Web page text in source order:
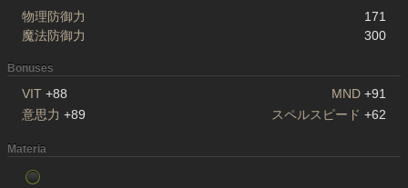
物理防御力
171
魔法防御力
300
Bonuses
VIT +88 MND +91
意思力 +89 スペルスピード +62
Materia